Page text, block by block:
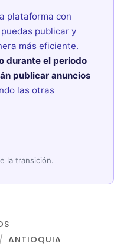
plataforma con
publicar y
más eficiente.
durante el período
publicar anuncios
las otras
la transición.
ANTIOQUIA